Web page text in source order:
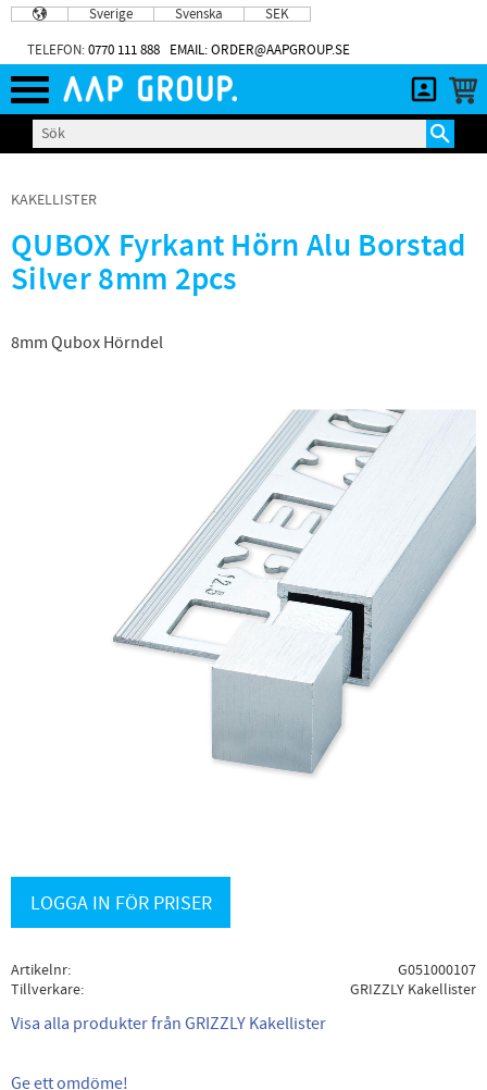
Meny
Sverige Svenska SEK
TELEFON:0770 111 888 EMAIL: ORDER@AAPGROUP.SE
KAKELLISTER
QUBOX Fyrkant Hörn Alu Borstad
Silver 8mm 2pcs
8mm Qubox Hörndel
LOGGA IN FÖR PRISER
Artikelnr
G051000107
Tillverkare
GRIZZLY Kakellister
Visa alla produkter från GRIZZLY Kakellister
Ge ett omdöme!